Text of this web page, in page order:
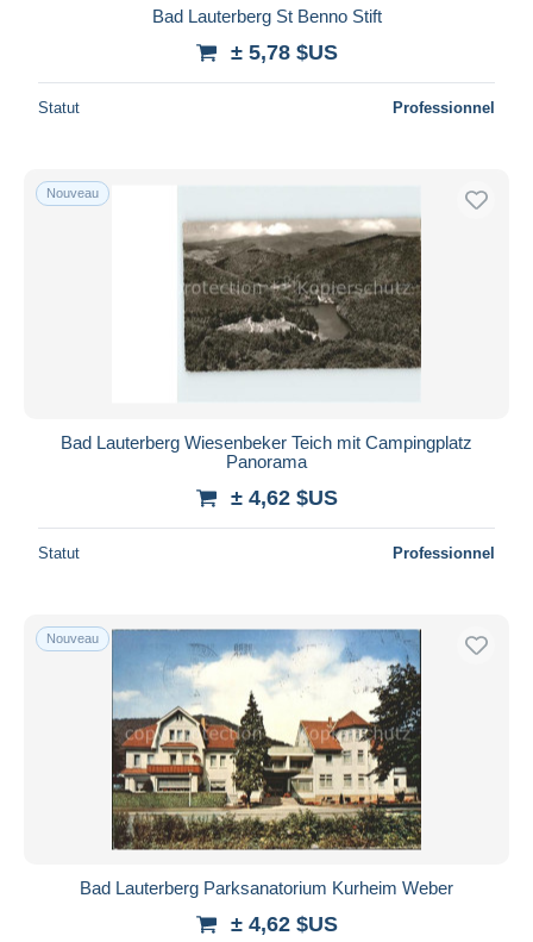
Bad Lauterberg St Benno Stift
± 5,78 $US
Statut Professionnel
Nouveau
Bad Lauterberg Wiesenbeker Teich mit Campingplatz
Panorama
± 4,62 $US
Statut Professionnel
Nouveau
Bad Lauterberg Parksanatorium Kurheim Weber
± 4,62 $US